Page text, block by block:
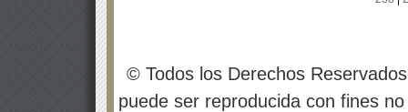
© Todos los Derechos
puede ser reproducida con fines